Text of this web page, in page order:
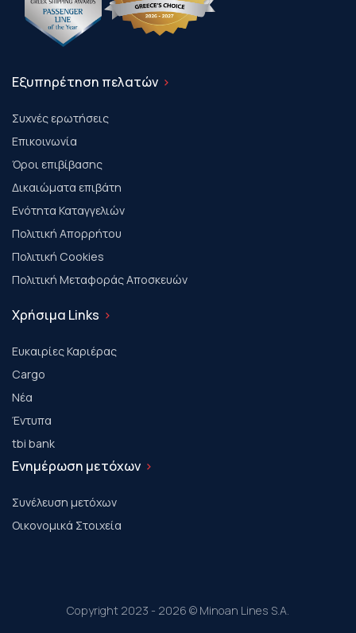
Εξυπηρέτηση πελατών
Συχνές ερωτήσεις
Επικοινωνία
Όροι επιβίβασης
Δικαιώματα επιβάτη
Ενότητα Καταγγελιών
Πολιτική Απορρήτου
Πολιτική Cookies
Πολιτική Μεταφοράς Αποσκευών
Χρήσιμα Links
Ευκαιρίες Καριέρας
Cargo
Νέα
Έντυπα
tbi bank
Ενημέρωση μετόχων
Συνέλευση μετόχων
Οικονομικά Στοιχεία
Copyright 2023 - 2026 © Minoan Lines S.A.